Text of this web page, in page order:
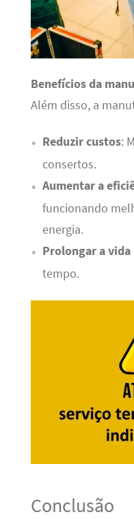
Benefícios da
Além disso, a
Reduzir custos:
consertos.
Aumentar a
funcionando
energia.
Prolongar a
tempo.
Conclusão